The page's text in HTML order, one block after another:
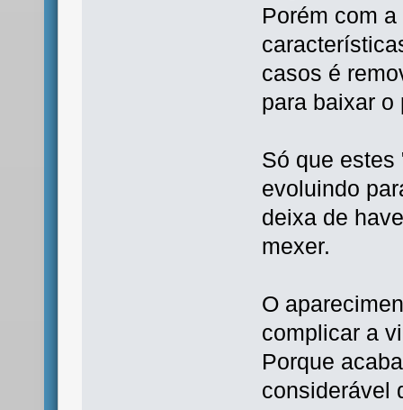
Porém com
casos é
para baixar o
Só que estes
evoluindo
deixa de
mexer.
O
complicar a
Porque
considerável